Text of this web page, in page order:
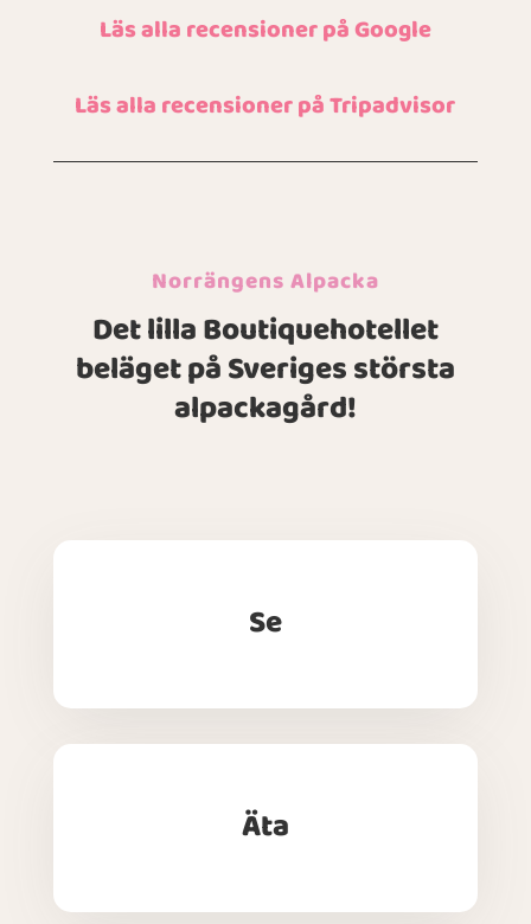
Läs alla recensioner på Google
Läs alla recensioner på Tripadvisor
Norrängens Alpacka
Det lilla Boutiquehotellet
beläget på Sveriges största
alpackagård!
Se
Äta